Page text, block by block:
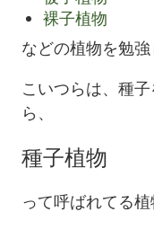
裸子植物
などの植物を勉強
こいつらは、種
ら、
種子植物
って呼ばれてる植